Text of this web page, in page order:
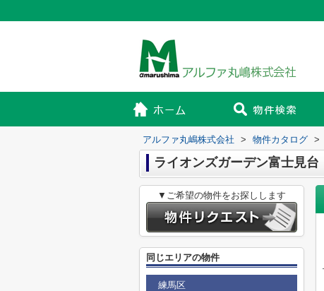
アルファ丸嶋株式会社 > 物件カタログ >
ライオンズガーデン富士見台
▼ご希望の物件をお探しします
同じエリアの物件
練馬区